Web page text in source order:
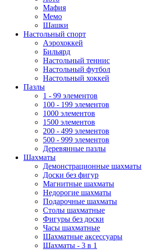
Мафия
Мемо
Шашки
Настольный спорт
Аэрохоккей
Бильярд
Настольный теннис
Настольный футбол
Настольный хоккей
Пазлы
1 - 99 элементов
100 - 199 элементов
1000 элементов
1500 элементов
200 - 499 элементов
500 - 999 элементов
Деревянные пазлы
Шахматы
Демонстрационные шахматы
Доски без фигур
Магнитные шахматы
Недорогие шахматы
Подарочные шахматы
Столы шахматные
Фигуры без доски
Часы шахматные
Шахматные аксессуары
Шахматы - 3 в 1